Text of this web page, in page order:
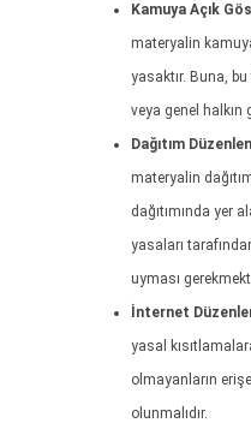
Kamuya Açık
materyalin
yasaktır. Buna,
veya genel halkın
Dağıtım
materyalin
dağıtımında yer
yasaları
uyması
İnternet
yasal
olmayanların
olunmalıdır.